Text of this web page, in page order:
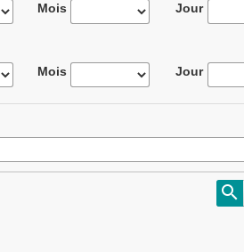
Mois Jour
Mois Jour